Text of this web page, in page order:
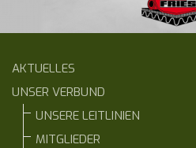
AKTUELLES
UNSER VERBUND
UNSERE LEITLINIEN
MITGLIEDER